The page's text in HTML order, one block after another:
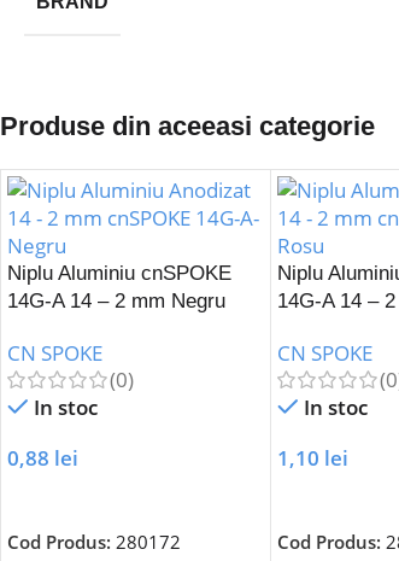
Produse din aceeasi categorie
Niplu Aluminiu cnSPOKE
14G-A 14 – 2 mm Negru
CN SPOKE
(0)
In stoc
0,88 lei
Cod Produs: 280172
Niplu
14G-A 14 –
CN SPOKE
In stoc
1,10 lei
Cod Produs: